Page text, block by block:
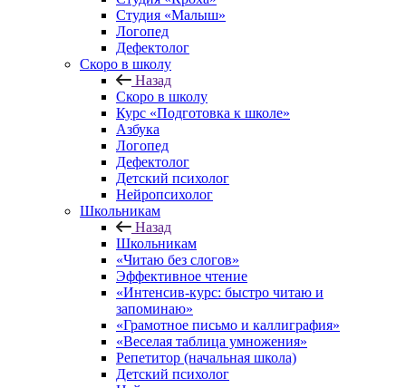
Студия «Малыш»
Логопед
Дефектолог
Скоро в школу
Назад
Скоро в школу
Курс «Подготовка к школе»
Азбука
Логопед
Дефектолог
Детский психолог
Нейропсихолог
Школьникам
Назад
Школьникам
«Читаю без слогов»
Эффективное чтение
«Интенсив-курс: быстро читаю и
запоминаю»
«Грамотное письмо и каллиграфия»
«Веселая таблица умножения»
Репетитор (начальная школа)
Детский психолог